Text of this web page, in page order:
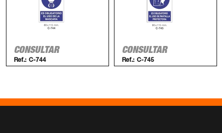
CONSULTAR
Ref.: C-744
CONSULTAR
Ref.: C-745